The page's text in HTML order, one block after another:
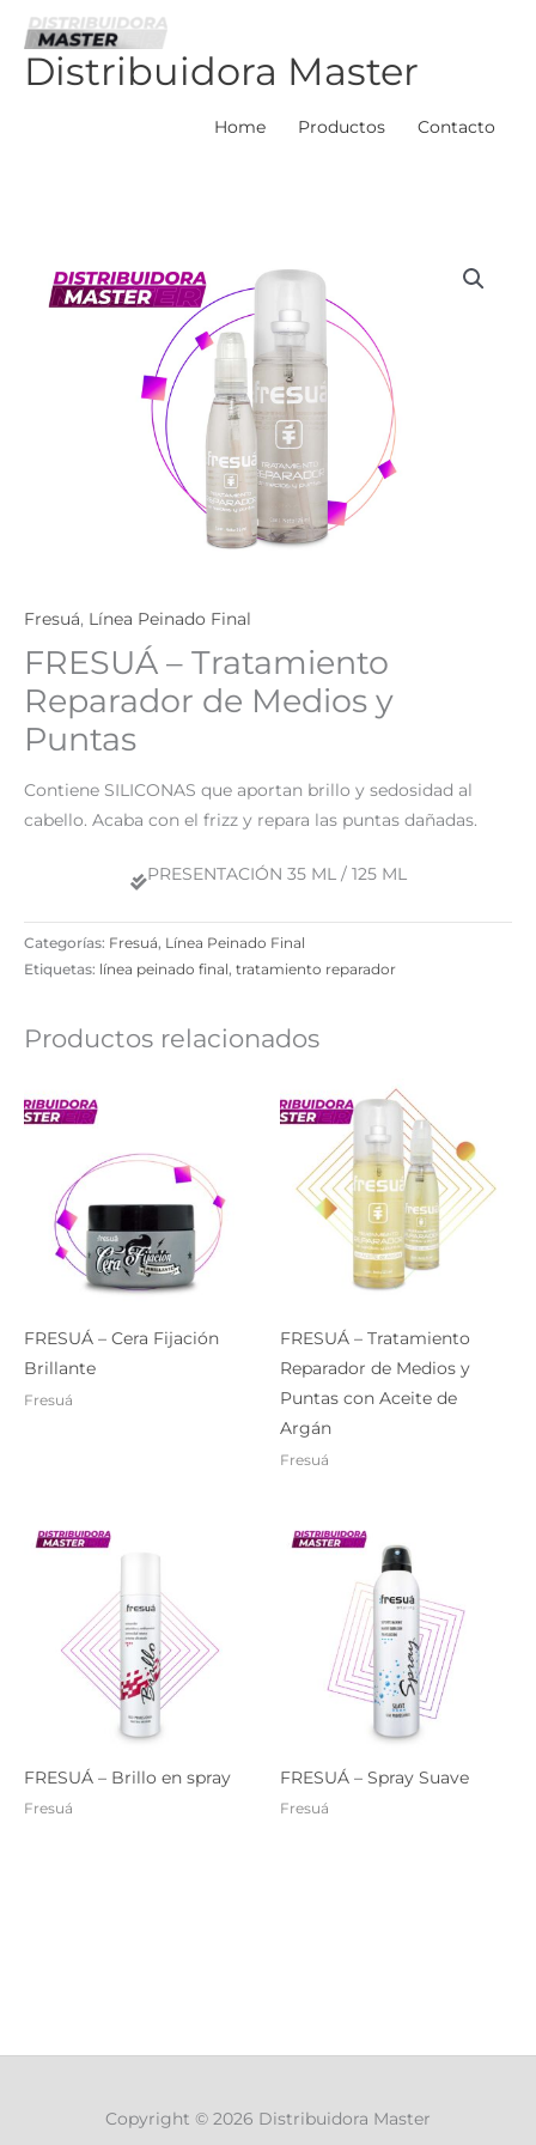
contenido
Distribuidora Master
Home Productos Contacto
Fresuá, Línea Peinado Final
FRESUÁ – Tratamiento
Reparador de Medios y
Puntas
Contiene SILICONAS que aportan brillo y sedosidad al
cabello. Acaba con el frizz y repara las puntas dañadas.
PRESENTACIÓN 35 ML / 125 ML
Categorías: Fresuá, Línea Peinado Final
Etiquetas: línea peinado final, tratamiento reparador
Productos relacionados
FRESUÁ – Cera Fijación
Brillante
Fresuá
FRESUÁ – Tratamiento
Reparador de Medios y
Puntas con Aceite de
Argán
Fresuá
FRESUÁ – Brillo en spray
Fresuá
FRESUÁ – Spray Suave
Fresuá
Copyright © 2026 Distribuidora Master